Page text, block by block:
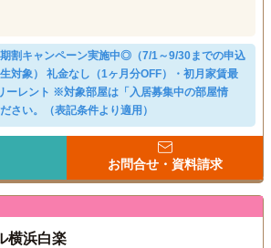
割キャンペーン実施中◎（7/1～9/30までの申込
対象） 礼金なし（1ヶ月分OFF）・初月家賃最
ーレント ※対象部屋は「入居募集中の部屋情
さい。（表記条件より適用）
お問合せ・資料請求
横浜白楽